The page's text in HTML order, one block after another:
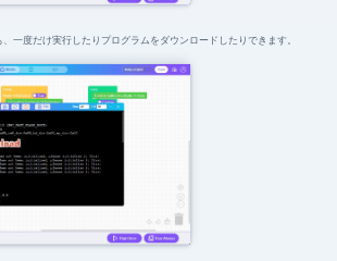
一度だけ実行したりプログラムをダウンロードしたりできます。